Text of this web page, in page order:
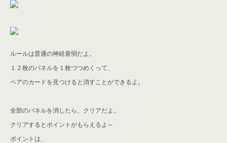
ルールは普通の神経衰弱だよ。
１２枚のパネルを１枚づつめくって、
ペアのカードを見つけると消すことができるよ。
全部のパネルを消したら、クリアだよ。
クリアするとポイントがもらえるよ～
ポイントは、